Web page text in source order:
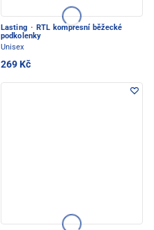
Lasting · RTL kompresní běžecké
podkolenky
Unisex
269 Kč